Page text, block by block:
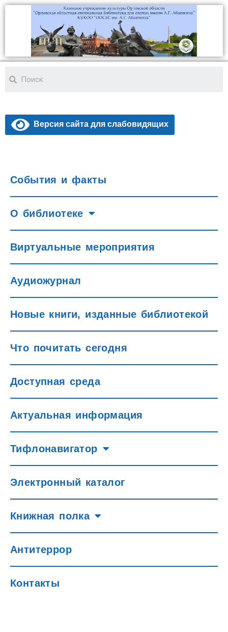
Версия сайта для слабовидящих
События и факты
О библиотеке
Виртуальные мероприятия
Аудиожурнал
Новые книги, изданные библиотекой
Что почитать сегодня
Доступная среда
Актуальная информация
Тифлонавигатор
Электронный каталог
Книжная полка
Антитеррор
Контакты